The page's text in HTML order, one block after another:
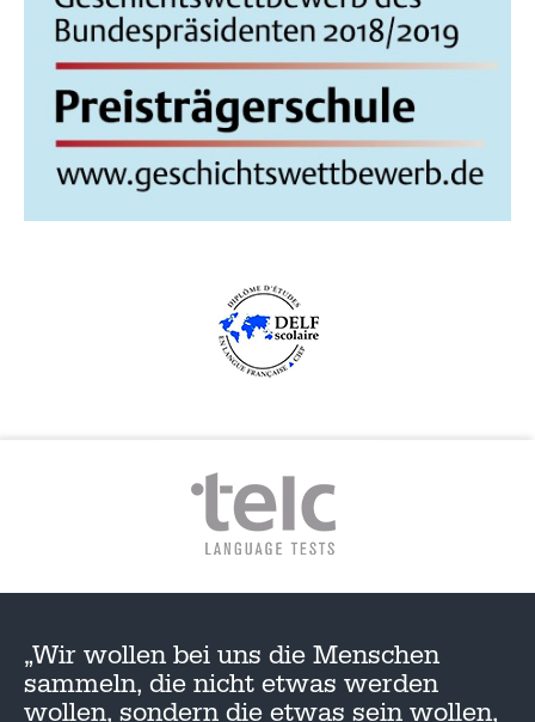
„Wir wollen bei uns die Menschen
sammeln, die nicht etwas werden
wollen, sondern die etwas sein wollen,